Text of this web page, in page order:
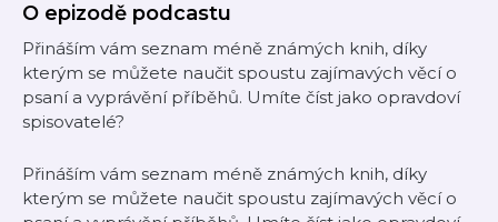
O epizodě podcastu
Přináším vám seznam méně známých knih, díky
kterým se můžete naučit spoustu zajímavých věcí o
psaní a vyprávění příběhů. Umíte číst jako opravdoví
spisovatelé?
Přináším vám seznam méně známých knih, díky
kterým se můžete naučit spoustu zajímavých věcí o